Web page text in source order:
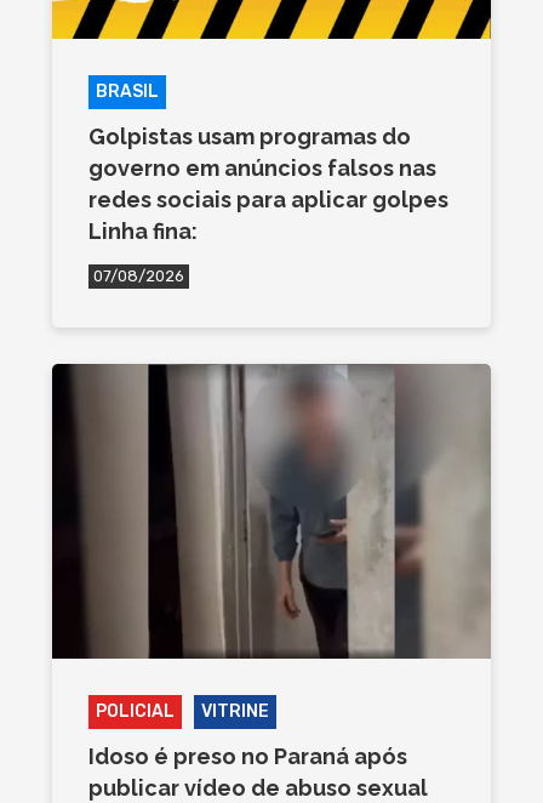
BRASIL
Golpistas usam programas do
governo em anúncios falsos nas
redes sociais para aplicar golpes
Linha fina:
07/08/2026
POLICIAL VITRINE
Idoso é preso no Paraná após
publicar vídeo de abuso sexual